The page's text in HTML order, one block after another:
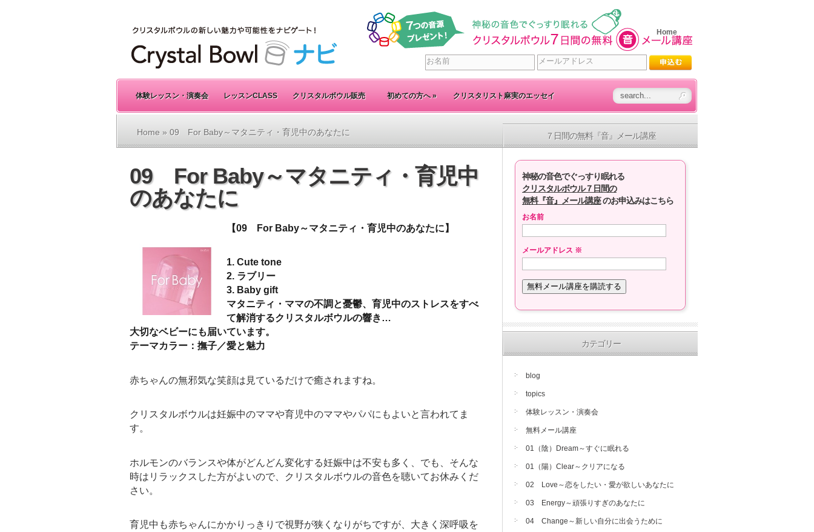
Home
体験レッスン・演奏会 レッスンCLASS クリスタルボウル販売 初めての方へ» クリスタリスト麻実のエッセイ
Home » 09 For Baby～マタニティ・育児中のあなたに
09 For Baby～マタニティ・育児中
のあなたに
【09 For Baby～マタニティ・育児中のあなたに】
1. Cute tone
2. ラブリー
3. Baby gift
マタニティ・ママの不調と憂鬱、育児中のストレスをすべ
て解消するクリスタルボウルの響き…
大切なベビーにも届いています。
テーマカラー：撫子／愛と魅力
赤ちゃんの無邪気な笑顔は見ているだけで癒されますね。
クリスタルボウルは妊娠中のママや育児中のママやパパにもよいと言われてま
す。
ホルモンのバランスや体がどんどん変化する妊娠中は不安も多く、でも、そんな
時はリラックスした方がよいので、クリスタルボウルの音色を聴いてお休みくだ
さい。
育児中も赤ちゃんにかかりっきりで視野が狭くなりがちですが、大きく深呼吸を
７日間の無料『音』メール講座
神秘の音色でぐっすり眠れる
クリスタルボウル７日間の
無料『音』メール講座のお申込みはこちら
お名前
メールアドレス ※
カテゴリー
blog
topics
体験レッスン・演奏会
無料メール講座
01（陰）Dream～すぐに眠れる
01（陽）Clear～クリアになる
02 Love～恋をしたい・愛が欲しいあなたに
03 Energy～頑張りすぎのあなたに
04 Change～新しい自分に出会うために